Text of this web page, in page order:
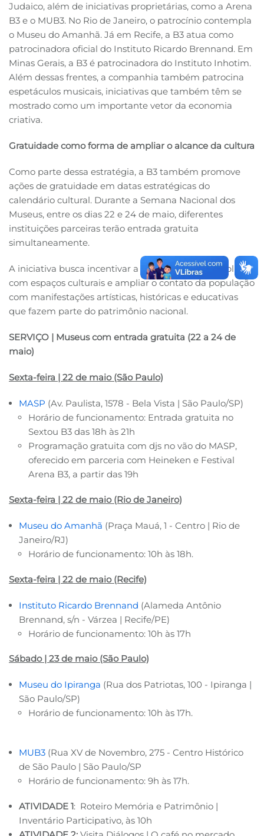
Judaico, além de iniciativas proprietárias, como a Arena
B3 e o MUB3. No Rio de Janeiro, o patrocínio contempla
o Museu do Amanhã. Já em Recife, a B3 atua como
patrocinadora oficial do Instituto Ricardo Brennand. Em
Minas Gerais, a B3 é patrocinadora do Instituto Inhotim.
Além dessas frentes, a companhia também patrocina
espetáculos musicais, iniciativas que também têm se
mostrado como um importante vetor da economia
criativa.
Gratuidade como forma de ampliar o alcance da cultura
Como parte dessa estratégia, a B3 também promove
ações de gratuidade em datas estratégicas do
calendário cultural. Durante a Semana Nacional dos
Museus, entre os dias 22 e 24 de maio, diferentes
instituições parceiras terão entrada gratuita
simultaneamente.
A iniciativa busca incentivar a aproximação do público
com espaços culturais e ampliar o contato da população
com manifestações artísticas, históricas e educativas
que fazem parte do patrimônio nacional.
SERVIÇO | Museus com entrada gratuita (22 a 24 de
maio)
Sexta-feira | 22 de maio (São Paulo)
MASP (Av. Paulista, 1578 - Bela Vista | São Paulo/SP)
Horário de funcionamento: Entrada gratuita no
Sextou B3 das 18h às 21h
Programação gratuita com djs no vão do MASP,
oferecido em parceria com Heineken e Festival
Arena B3, a partir das 19h
Sexta-feira | 22 de maio (Rio de Janeiro)
Museu do Amanhã (Praça Mauá, 1 - Centro | Rio de
Janeiro/RJ)
Horário de funcionamento: 10h às 18h.
Sexta-feira | 22 de maio (Recife)
Instituto Ricardo Brennand (Alameda Antônio
Brennand, s/n - Várzea | Recife/PE)
Horário de funcionamento: 10h às 17h
Sábado | 23 de maio (São Paulo)
Museu do Ipiranga (Rua dos Patriotas, 100 - Ipiranga |
São Paulo/SP)
Horário de funcionamento: 10h às 17h.
MUB3(Rua XV de Novembro, 275 - Centro Histórico
de São Paulo | São Paulo/SP
Horário de funcionamento: 9h às 17h.
ATIVIDADE 1: Roteiro Memória e Patrimônio |
Inventário Participativo, às 10h